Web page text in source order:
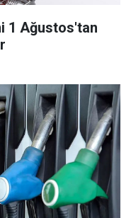
1 Ağustos'tan